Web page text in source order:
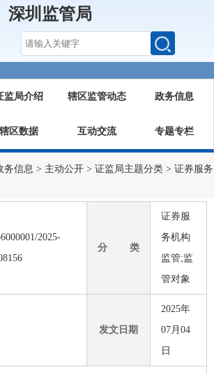
深圳监管局
监局介绍 辖区监管动态 政务信息
辖区数据 互动交流 专题专栏
务信息 > 主动公开 > 证监局主题分类 > 证券服务
2025-
分 类
证券服
务机构
监管;监
管对象
发文日期
2025年
07月04
日